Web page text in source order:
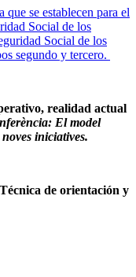
se establecen para el
Social de los
Social de los
segundo y tercero.
realidad actual
El model
iniciatives.
de orientación y